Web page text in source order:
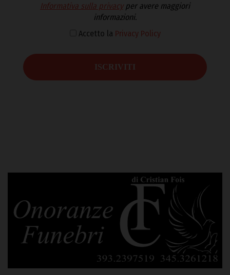
Informativa sulla privacyper avere maggiori
informazioni.
Accetto la Privacy Policy